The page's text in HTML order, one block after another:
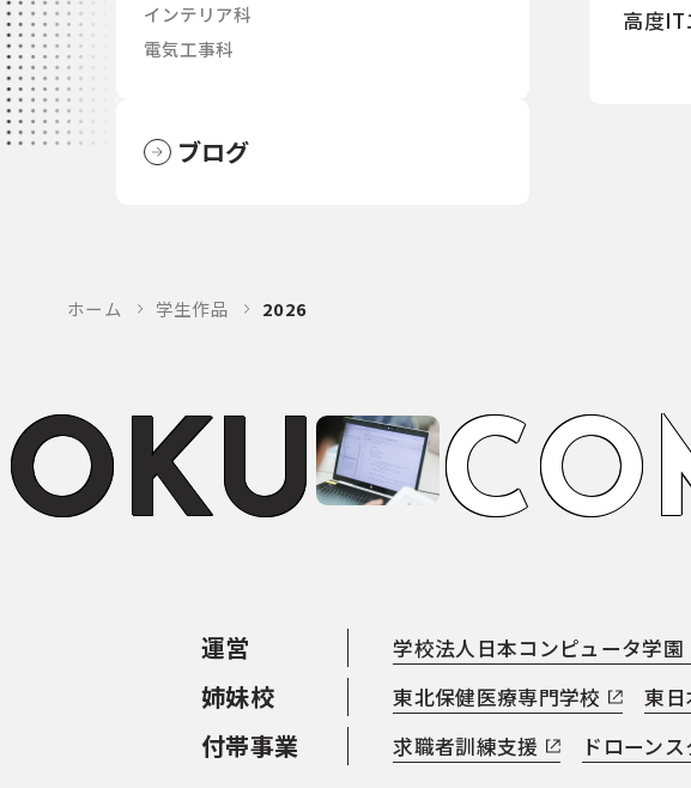
インテリア科
電気工事科
ブログ
高度IT
ホーム 学生作品 2026
KU CO
運営 学校法人日本コンピュータ学園
姉妹校 東北保健医療専門学校 東
付帯事業 求職者訓練支援 ドローン